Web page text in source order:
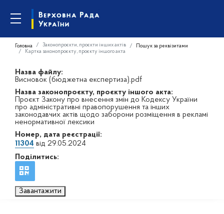
Головна Законопроєкти, проєкти інших актів
Пошук за реквізитами
Картка законопроєкту, проєкту іншого акта
Назва файлу:
Висновок (бюджетна експертиза).pdf
Назва законопроєкту, проєкту іншого акта:
Проєкт Закону про внесення змін до Кодексу України
про адміністративні правопорушення та інших
законодавчих актів щодо заборони розміщення в рекламі
ненормативної лексики
Номер, дата реєстрації:
11304 від 29.05.2024
Поділитись:
Завантажити